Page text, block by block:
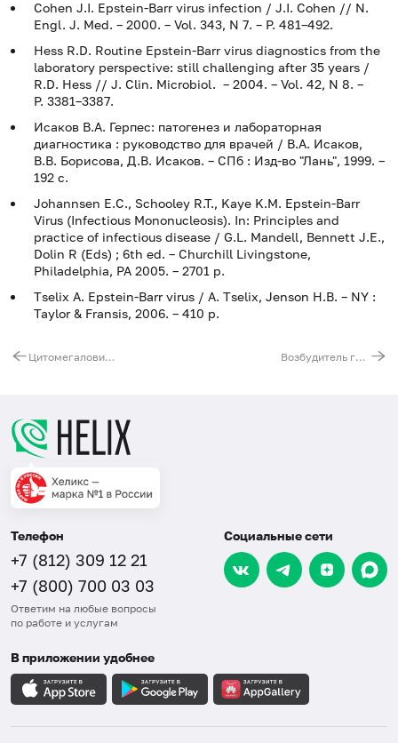
Cohen J.I. Epstein-Barr virus infection / J.I. Cohen // N.
Engl. J. Med. – 2000. – Vol. 343, N 7. – P. 481–492.
Hess R.D. Routine Epstein-Barr virus diagnostics from the
laboratory perspective: still challenging after 35 years /
R.D. Hess // J. Clin. Microbiol. – 2004. – Vol. 42, N 8. –
P. 3381–3387.
Исаков В.А. Герпес: патогенез и лабораторная
диагностика : руководство для врачей / В.А. Исаков,
В.В. Борисова, Д.В. Исаков. – СПб : Изд-во "Лань", 1999. –
192 с.
Johannsen E.C., Schooley R.T., Kaye K.M. Epstein-Barr
Virus (Infectious Mononucleosis). In: Principles and
practice of infectious disease / G.L. Mandell, Bennett J.E.,
Dolin R (Eds) ; 6th ed. – Churchill Livingstone,
Philadelphia, PA 2005. – 2701 p.
Tselix A. Epstein-Barr virus / A. Tselix, Jenson H.В. – NY :
Taylor & Fransis, 2006. – 410 p.
Цитомегаловирус (Cytomegalovirus), ДНК [реал-тайм ПЦР] Возбудитель гарднереллеза (Gardnerella vaginalis), ДНК [реал-тайм ПЦР]
Телефон
+7 (812) 309 12 21
+7 (800) 700 03 03
Ответим на любые вопросы
по работе и услугам
Социальные сети
В приложении удобнее